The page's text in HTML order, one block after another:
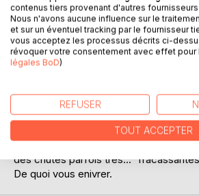
DESCRIPTION
Ajoutez quelques zestes d'humour, de
suspens,
Vous obtiendrez un délicieux cocktail
des chutes parfois très..."
De quoi vous enivrer.
contenus tiers provenant d'autres
Nous n'avons aucune influence sur le
et sur un éventuel tracking par le fournisseur
vous acceptez les processus décrits ci-
révoquer votre consentement avec effet pour
légales BoD)
REFUSER
TOUT ACCEPTER